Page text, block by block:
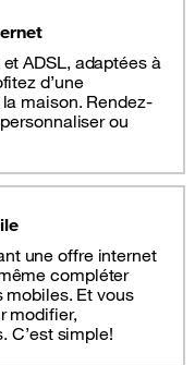
ADSL, adaptées à
d’une
maison. Rendez-
ou
une offre internet
compléter
Et vous
modifier,
C’est simple!